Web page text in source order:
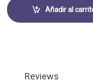
ER706W(US) AX3000 1
Añadir al
Reviews